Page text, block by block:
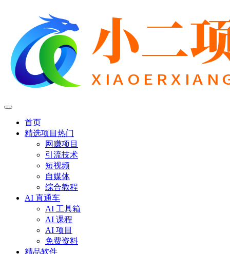
首页
精选项目 热门
网赚项目
引流技术
短视频
自媒体
综合教程
AI 直通车
AI 工具箱
AI 课程
AI 项目
免费资料
精品软件